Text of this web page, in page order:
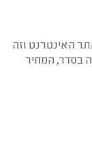
האינטרנט וזה
בסדר, המחיר